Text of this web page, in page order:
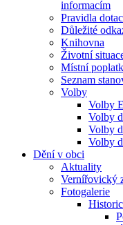
informacím
Pravidla
Důležité
Knihovna
Životní
Místní
Seznam
Volby
Volby
Volby
Volby
Volby
Dění v obci
Aktuality
Vernířovický
Fotogalerie